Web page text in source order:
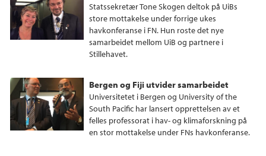
Statssekretær Tone Skogen deltok på UiBs
store mottakelse under forrige ukes
havkonferanse i FN. Hun roste det nye
samarbeidet mellom UiB og partnere i
Stillehavet.
Bergen og Fiji utvider samarbeidet
Universitetet i Bergen og University of the
South Pacific har lansert opprettelsen av et
felles professorat i hav- og klimaforskning på
en stor mottakelse under FNs havkonferanse.